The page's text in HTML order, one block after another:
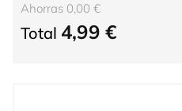
Ahorras 0,00 €
Total 4,99 €